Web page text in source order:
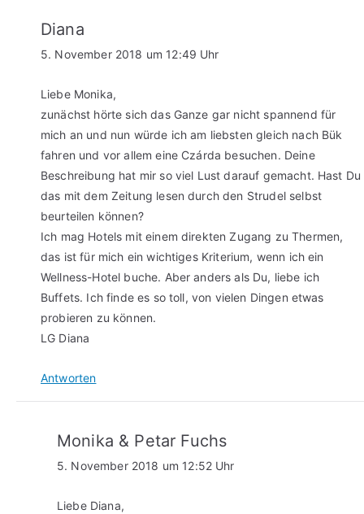
Diana
5. November 2018 um 12:49 Uhr
Liebe Monika,
zunächst hörte sich das Ganze gar nicht spannend für
mich an und nun würde ich am liebsten gleich nach Bük
fahren und vor allem eine Czárda besuchen. Deine
Beschreibung hat mir so viel Lust darauf gemacht. Hast Du
das mit dem Zeitung lesen durch den Strudel selbst
beurteilen können?
Ich mag Hotels mit einem direkten Zugang zu Thermen,
das ist für mich ein wichtiges Kriterium, wenn ich ein
Wellness-Hotel buche. Aber anders als Du, liebe ich
Buffets. Ich finde es so toll, von vielen Dingen etwas
probieren zu können.
LG Diana
Antworten
Monika & Petar Fuchs
5. November 2018 um 12:52 Uhr
Liebe Diana,